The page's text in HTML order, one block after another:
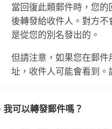
當回復此類郵件時，您
後轉發給收件人。對方
是從您的別名發出的。
但請注意，如果您在郵
址，收件人可能會看到。
我可以轉發郵件嗎？